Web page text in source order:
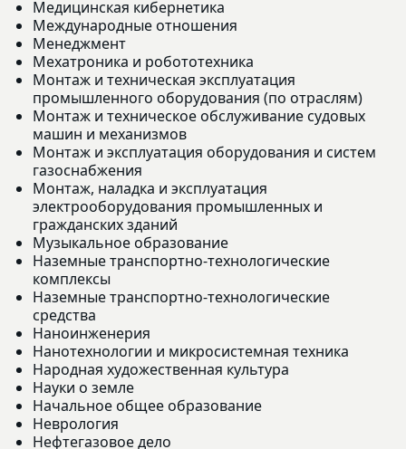
Медицинская кибернетика
Международные отношения
Менеджмент
Мехатроника и робототехника
Монтаж и техническая эксплуатация
промышленного оборудования (по отраслям)
Монтаж и техническое обслуживание судовых
машин и механизмов
Монтаж и эксплуатация оборудования и систем
газоснабжения
Монтаж, наладка и эксплуатация
электрооборудования промышленных и
гражданских зданий
Музыкальное образование
Наземные транспортно-технологические
комплексы
Наземные транспортно-технологические
средства
Наноинженерия
Нанотехнологии и микросистемная техника
Народная художественная культура
Науки о земле
Начальное общее образование
Неврология
Нефтегазовое дело